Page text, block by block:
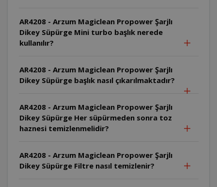
AR4208 - Arzum Magiclean Propower Şarjlı
Dikey Süpürge Mini turbo başlık nerede
kullanılır?
AR4208 - Arzum Magiclean Propower Şarjlı
Dikey Süpürge başlık nasıl çıkarılmaktadır?
AR4208 - Arzum Magiclean Propower Şarjlı
Dikey Süpürge Her süpürmeden sonra toz
haznesi temizlenmelidir?
AR4208 - Arzum Magiclean Propower Şarjlı
Dikey Süpürge Filtre nasıl temizlenir?